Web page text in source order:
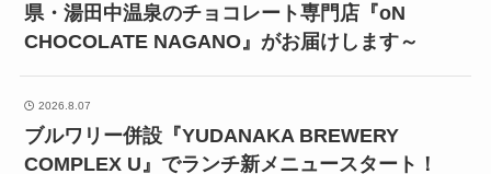
県・湯田中温泉のチョコレート専門店『oN
CHOCOLATE NAGANO』がお届けします～
2026.8.07
ブルワリー併設『YUDANAKA BREWERY
COMPLEX U』でランチ新メニュースタート！